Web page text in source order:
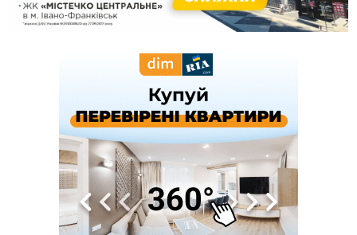
зафіксували рекордну спеку
11:45
У Надвірній п'яна жінка побила малолітнього хлопчика: суд
У басейні Дністра встановилася гідрологічна посуха - рівні
води наблизилися до найнижчих показників
У Бурштині поблизу АЗС сталася масова бійка, поліція
з'ясовує обставини
ФОП із Житомира після купівлі права вимоги за 120
тисяч позивається до Франківська на понад 20 млн грн
У горах біля Осмолоди за допомогою БПЛА розшукали
двох жінок, які заблукали під час збирання ягід
05 Серпня